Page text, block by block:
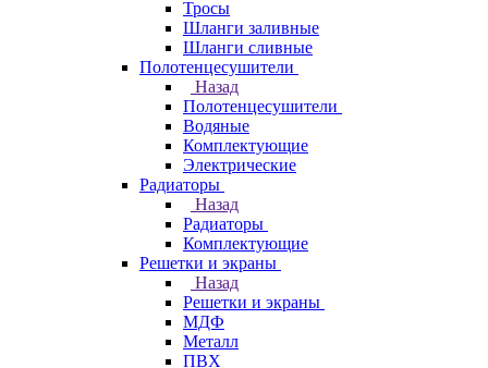
Тросы
Шланги заливные
Шланги сливные
Полотенцесушители
Назад
Полотенцесушители
Водяные
Комплектующие
Электрические
Радиаторы
Назад
Радиаторы
Комплектующие
Решетки и экраны
Назад
Решетки и экраны
МДФ
Металл
ПВХ